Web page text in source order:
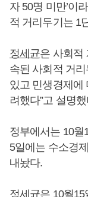
자 50명 미만’이
적 거리두기는 1
정세균은 사회적
속된 사회적 거
있고 민생경제에
려했다”고 설명
정부에서는 10월
5일에는 수소경
내놨다.
정세균은 10월15